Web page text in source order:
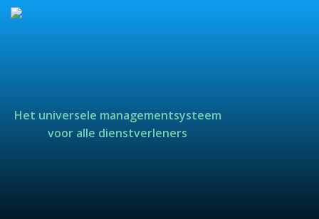
Het universele managementsysteem
voor alle dienstverleners